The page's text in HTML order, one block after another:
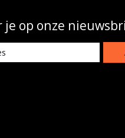
je op onze